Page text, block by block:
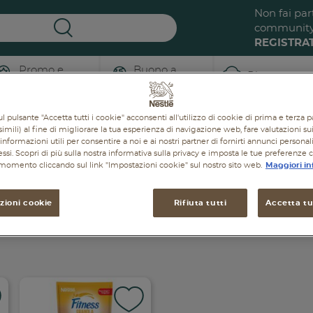
Non fai
Promo e
Buono a
sapersi
Ricette
Granola
Granola
pulsante "Accetta tutti i cookie" acconsenti all'utilizzo di cookie di prima e terza
al fine di migliorare la tua esperienza di navigazione web, fare valutazioni
utili per consentire a noi e ai nostri partner di fornirti annunci
Scopri di più sulla nostra informativa sulla privacy e imposta le tue preferenze
cliccando sul link "Impostazioni cookie" sul nostro sito web.
Maggiori
cookie Rifiuta tutti Accetta